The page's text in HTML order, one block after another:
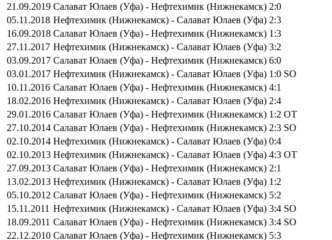
21.09.2019 Салават Юлаев (Уфа) - Нефтехимик (Нижнекамск) 2:0
05.11.2018 Нефтехимик (Нижнекамск) - Салават Юлаев (Уфа) 2:3
16.09.2018 Салават Юлаев (Уфа) - Нефтехимик (Нижнекамск) 1:3
27.11.2017 Нефтехимик (Нижнекамск) - Салават Юлаев (Уфа) 3:2
03.09.2017 Салават Юлаев (Уфа) - Нефтехимик (Нижнекамск) 6:0
03.01.2017 Нефтехимик (Нижнекамск) - Салават Юлаев (Уфа) 1:0 SO
10.11.2016 Салават Юлаев (Уфа) - Нефтехимик (Нижнекамск) 4:1
18.02.2016 Нефтехимик (Нижнекамск) - Салават Юлаев (Уфа) 2:4
29.01.2016 Салават Юлаев (Уфа) - Нефтехимик (Нижнекамск) 1:2 OT
27.10.2014 Салават Юлаев (Уфа) - Нефтехимик (Нижнекамск) 2:3 SO
02.10.2014 Нефтехимик (Нижнекамск) - Салават Юлаев (Уфа) 0:4
02.10.2013 Нефтехимик (Нижнекамск) - Салават Юлаев (Уфа) 4:3 OT
27.09.2013 Салават Юлаев (Уфа) - Нефтехимик (Нижнекамск) 2:1
13.02.2013 Нефтехимик (Нижнекамск) - Салават Юлаев (Уфа) 1:2
05.10.2012 Салават Юлаев (Уфа) - Нефтехимик (Нижнекамск) 5:2
15.11.2011 Нефтехимик (Нижнекамск) - Салават Юлаев (Уфа) 3:4 SO
18.09.2011 Салават Юлаев (Уфа) - Нефтехимик (Нижнекамск) 3:4 SO
22.12.2010 Салават Юлаев (Уфа) - Нефтехимик (Нижнекамск) 5:3